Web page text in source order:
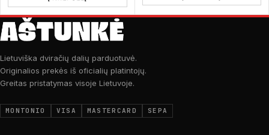
Lietuviška dviračių dalių parduotuvė.
Originalios prekės iš oficialių platintojų.
Greitas pristatymas visoje Lietuvoje.
MONTONIO VISA MASTERCARD SEPA